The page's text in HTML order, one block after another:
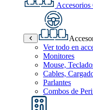
Accesorios
Ver todo en
Monitores
Mouse,
Cables,
Parlantes
Combos de